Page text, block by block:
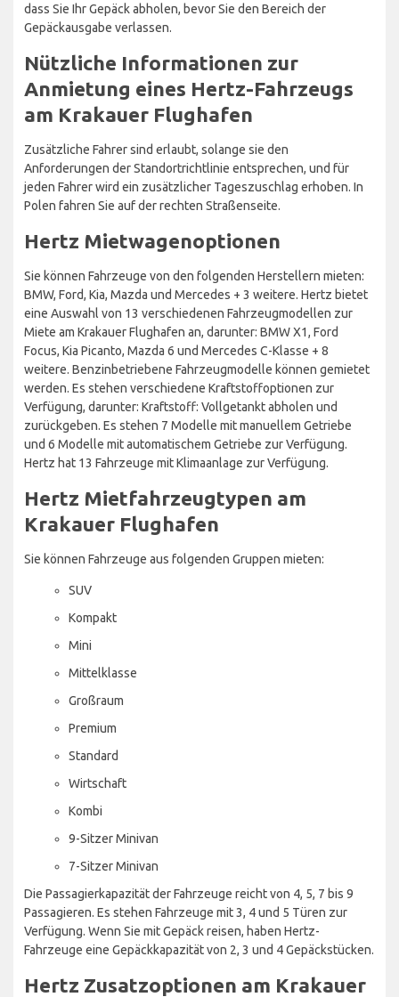
dass Sie Ihr Gepäck abholen, bevor Sie den Bereich der
Gepäckausgabe verlassen.
Nützliche Informationen zur
Anmietung eines Hertz-Fahrzeugs
am Krakauer Flughafen
Zusätzliche Fahrer sind erlaubt, solange sie den
Anforderungen der Standortrichtlinie entsprechen, und für
jeden Fahrer wird ein zusätzlicher Tageszuschlag erhoben. In
Polen fahren Sie auf der rechten Straßenseite.
Hertz Mietwagenoptionen
Sie können Fahrzeuge von den folgenden Herstellern mieten:
BMW, Ford, Kia, Mazda und Mercedes + 3 weitere. Hertz bietet
eine Auswahl von 13 verschiedenen Fahrzeugmodellen zur
Miete am Krakauer Flughafen an, darunter: BMW X1, Ford
Focus, Kia Picanto, Mazda 6 und Mercedes C-Klasse + 8
weitere. Benzinbetriebene Fahrzeugmodelle können gemietet
werden. Es stehen verschiedene Kraftstoffoptionen zur
Verfügung, darunter: Kraftstoff: Vollgetankt abholen und
zurückgeben. Es stehen 7 Modelle mit manuellem Getriebe
und 6 Modelle mit automatischem Getriebe zur Verfügung.
Hertz hat 13 Fahrzeuge mit Klimaanlage zur Verfügung.
Hertz Mietfahrzeugtypen am
Krakauer Flughafen
Sie können Fahrzeuge aus folgenden Gruppen mieten:
SUV
Kompakt
Mini
Mittelklasse
Großraum
Premium
Standard
Wirtschaft
Kombi
9-Sitzer Minivan
7-Sitzer Minivan
Die Passagierkapazität der Fahrzeuge reicht von 4, 5, 7 bis 9
Passagieren. Es stehen Fahrzeuge mit 3, 4 und 5 Türen zur
Verfügung. Wenn Sie mit Gepäck reisen, haben Hertz-
Fahrzeuge eine Gepäckkapazität von 2, 3 und 4 Gepäckstücken.
Hertz Zusatzoptionen am Krakauer